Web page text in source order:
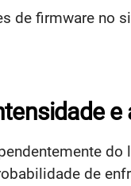
de firmware no
de